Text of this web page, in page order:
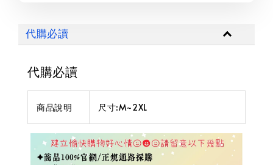
代購必讀
代購必讀
商品說明 尺寸:M~2XL